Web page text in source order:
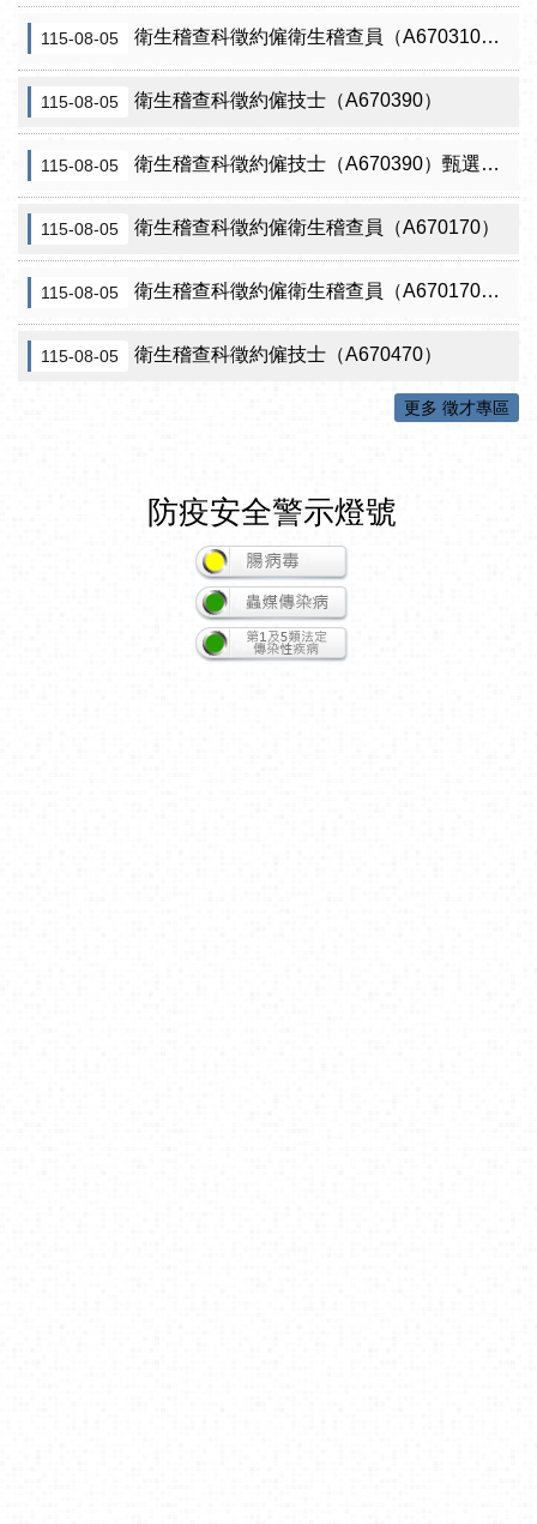
115-08-05 衛生稽查科徵約僱衛生稽查員（A670310）（需具原住民證明）
115-08-05 衛生稽查科徵約僱技士（A670390）
115-08-05 衛生稽查科徵約僱技士（A670390）甄選結果從缺
115-08-05 衛生稽查科徵約僱衛生稽查員（A670170）
115-08-05 衛生稽查科徵約僱衛生稽查員（A670170）甄選結果從缺
115-08-05 衛生稽查科徵約僱技士（A670470）
更多 徵才專區
防疫安全警示燈號